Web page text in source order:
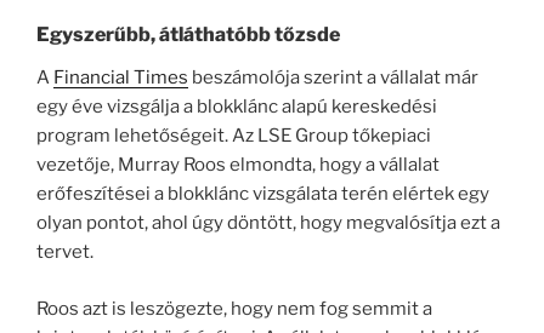
Egyszerűbb, átláthatóbb tőzsde
A Financial Times beszámolója szerint a vállalat már
egy éve vizsgálja a blokklánc alapú kereskedési
program lehetőségeit. Az LSE Group tőkepiaci
vezetője, Murray Roos elmondta, hogy a vállalat
erőfeszítései a blokklánc vizsgálata terén elértek egy
olyan pontot, ahol úgy döntött, hogy megvalósítja ezt a
tervet.
Roos azt is leszögezte, hogy nem fog semmit a